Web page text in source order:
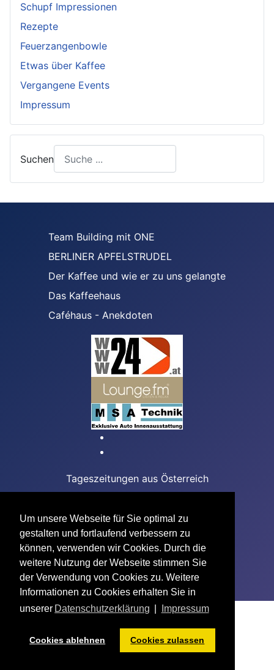
Um unsere Webseite für Sie optimal zu
gestalten und fortlaufend verbessern zu
können, verwenden wir Cookies. Durch die
weitere Nutzung der Webseite stimmen Sie
der Verwendung von Cookies zu. Weitere
Informationen zu Cookies erhalten Sie in
unserer Datenschutzerklärung Impressum
Cookies ablehnen Cookies zulassen
Schupf Impressionen
Rezepte
Feuerzangenbowle
Etwas über Kaffee
Vergangene Events
Impressum
Suchen
Team Building mit ONE
BERLINER APFELSTRUDEL
Der Kaffee und wie er zu uns gelangte
Das Kaffeehaus
Caféhaus - Anekdoten
Tageszeitungen aus Österreich
Das Apfelstrudel Rezept
Team Building mit ONE
Caféhaus - Anekdoten